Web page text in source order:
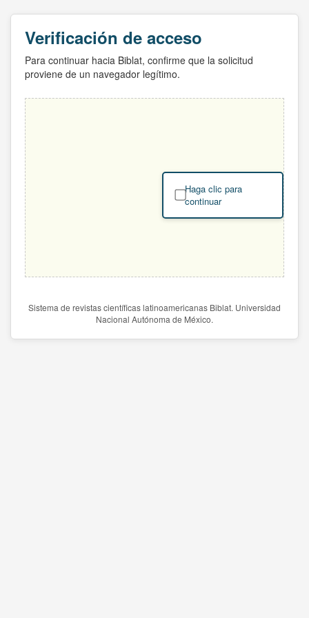
Verificación de acceso
Para continuar hacia Biblat, confirme que la solicitud
proviene de un navegador legítimo.
Haga clic para
continuar
Sistema de revistas científicas latinoamericanas Biblat. Universidad
Nacional Autónoma de México.